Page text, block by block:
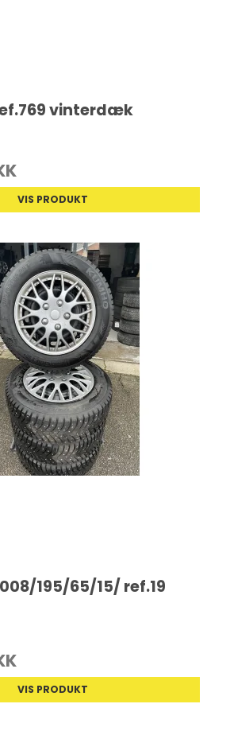
vinterdæk
VIS PRODUKT
195/65/15/ ref.19
VIS PRODUKT